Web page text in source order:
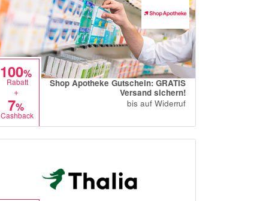
100%
Rabatt
+
7%
Cashback
Shop Apotheke Gutschein: GRATIS
Versand sichern!
bis auf Widerruf